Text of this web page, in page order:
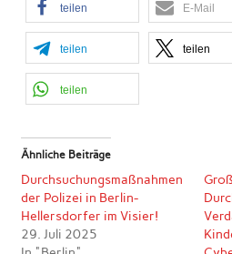
teilen E-Mail
teilen teilen
teilen
Ähnliche Beiträge
Durchsuchungsmaßnahmen
der Polizei in Berlin-
Hellersdorfer im Visier!
29. Juli 2025